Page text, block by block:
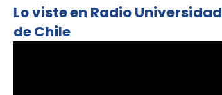
Lo viste en Radio Universidad
de Chile